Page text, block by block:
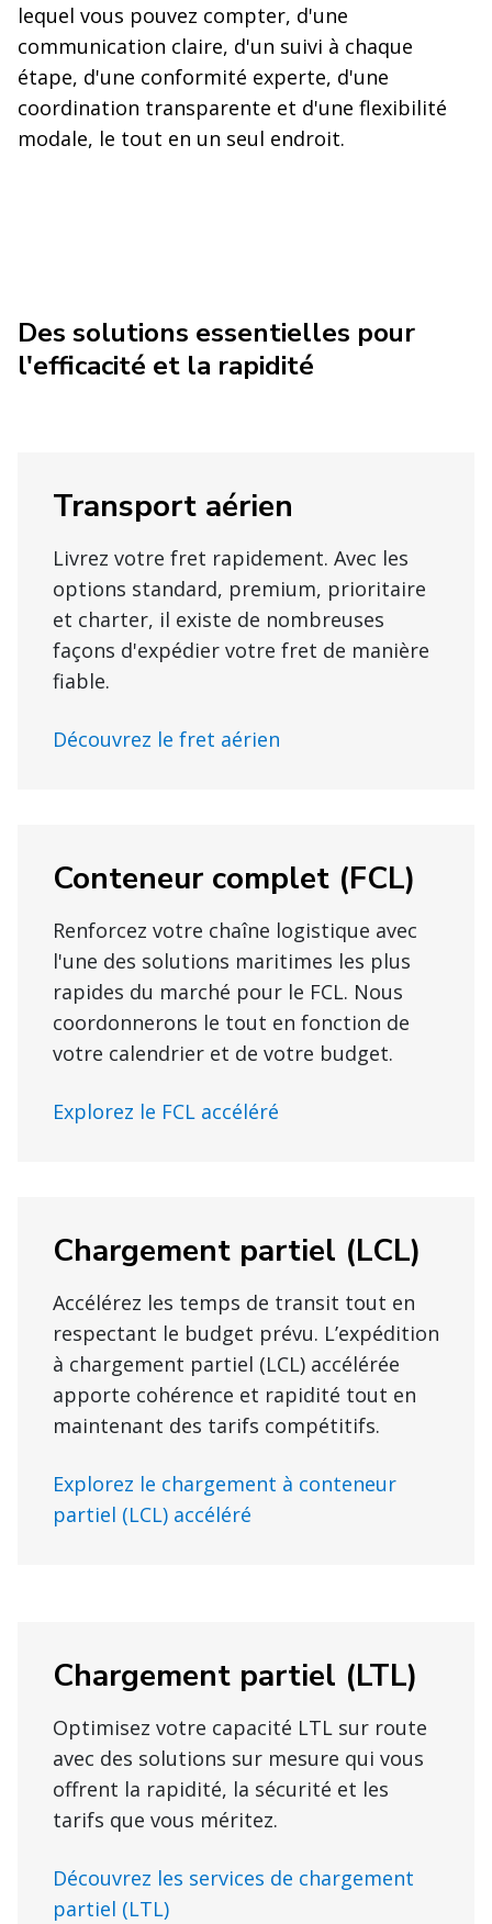
lequel vous pouvez compter, d'une
communication claire, d'un suivi à chaque
étape, d'une conformité experte, d'une
coordination transparente et d'une flexibilité
modale, le tout en un seul endroit.
Des solutions essentielles pour
l'efficacité et la rapidité
Transport aérien
Livrez votre fret rapidement. Avec les
options standard, premium, prioritaire
et charter, il existe de nombreuses
façons d'expédier votre fret de manière
fiable.
Découvrez le fret aérien
Conteneur complet (FCL)
Renforcez votre chaîne logistique avec
l'une des solutions maritimes les plus
rapides du marché pour le FCL. Nous
coordonnerons le tout en fonction de
votre calendrier et de votre budget.
Explorez le FCL accéléré
Chargement partiel (LCL)
Accélérez les temps de transit tout en
respectant le budget prévu. L’expédition
à chargement partiel (LCL) accélérée
apporte cohérence et rapidité tout en
maintenant des tarifs compétitifs.
Explorez le chargement à conteneur
partiel (LCL) accéléré
Chargement partiel (LTL)
Optimisez votre capacité LTL sur route
avec des solutions sur mesure qui vous
offrent la rapidité, la sécurité et les
tarifs que vous méritez.
Découvrez les services de chargement
partiel (LTL)